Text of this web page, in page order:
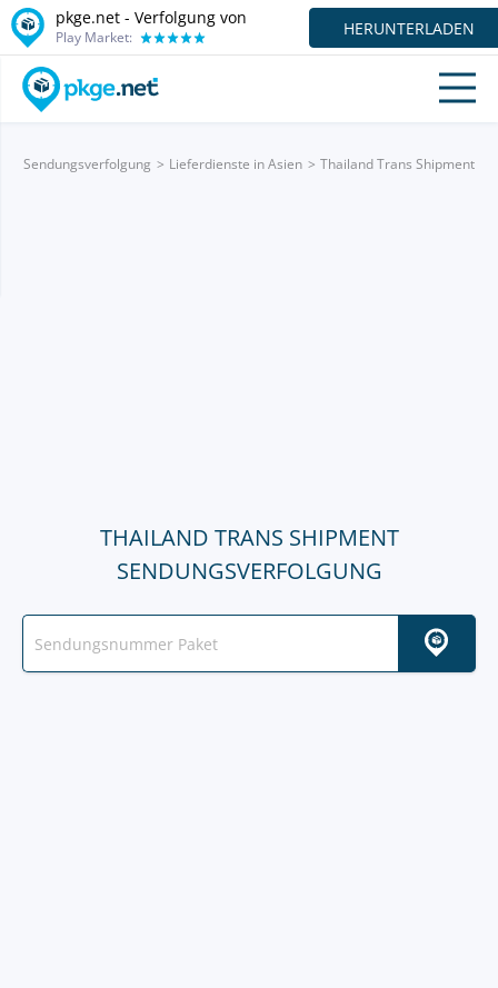
pkge.net - Verfolgung von
Play Market: HERUNTERLADEN
Sendungsverfolgung Lieferdienste in Asien Thailand Trans Shipment
THAILAND TRANS SHIPMENT
SENDUNGSVERFOLGUNG